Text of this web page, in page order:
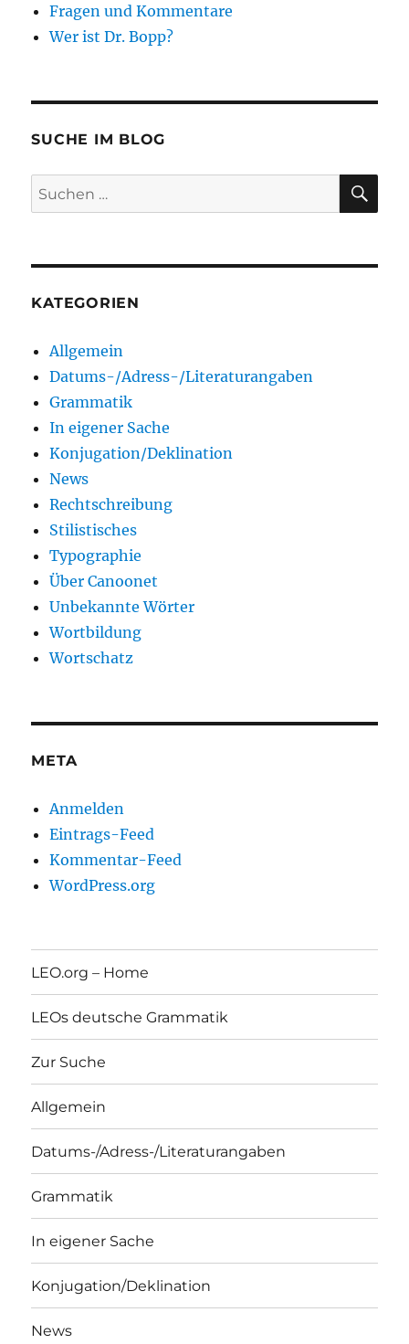
Fragen und Kommentare
Wer ist Dr. Bopp?
SUCHE IM BLOG
Suchen
nach:
KATEGORIEN
Allgemein
Datums-/Adress-/Literaturangaben
Grammatik
In eigener Sache
Konjugation/Deklination
News
Rechtschreibung
Stilistisches
Typographie
Über Canoonet
Unbekannte Wörter
Wortbildung
Wortschatz
META
Anmelden
Eintrags-Feed
Kommentar-Feed
WordPress.org
LEO.org – Home
LEOs deutsche Grammatik
Zur Suche
Allgemein
Datums-/Adress-/Literaturangaben
Grammatik
In eigener Sache
Konjugation/Deklination
News